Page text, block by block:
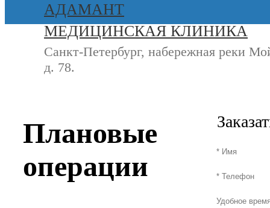
АДАМАНТ
МЕДИЦИНСКАЯ КЛИНИКА
Санкт-Петербург, набережная реки
д. 78.
Плановые
операции